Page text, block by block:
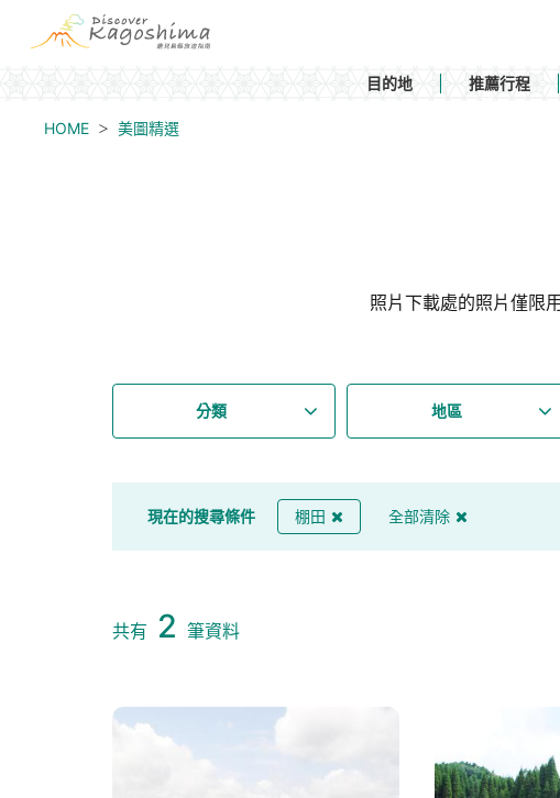
目的地 推薦行程
HOME 美圖精選
照片下載處的照片僅限
分類 地區
現在的搜尋條件 棚田 全部清除
共有 2 筆資料